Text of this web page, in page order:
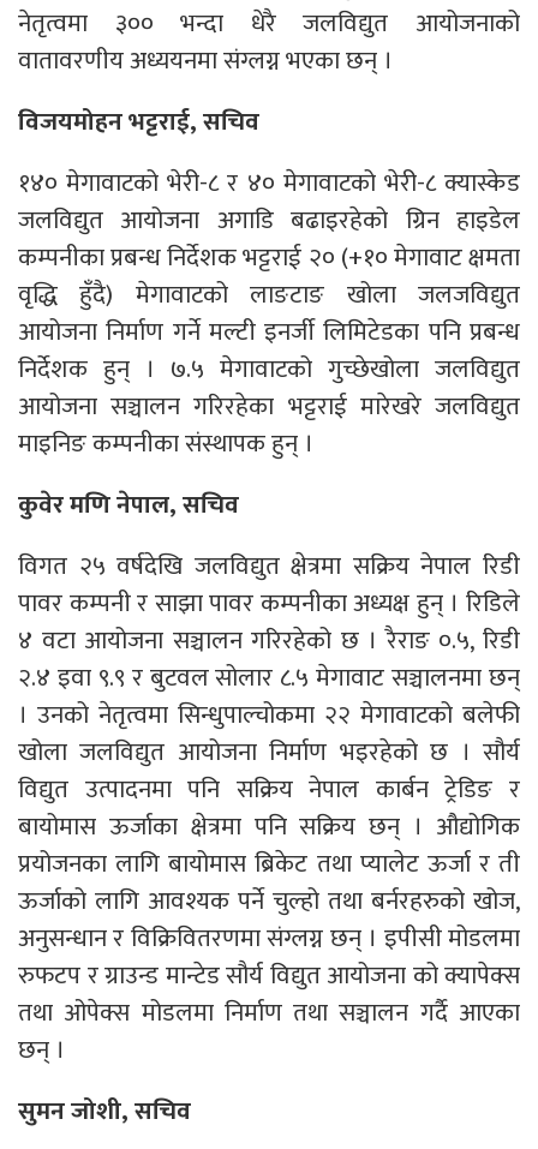
नेतृत्वमा ३०० भन्दा धेरै जलविद्युत आयोजनाको
वातावरणीय अध्ययनमा संग्लग्न भएका छन् ।
विजयमोहन भट्टराई, सचिव
१४० मेगावाटको भेरी-८ र ४० मेगावाटको भेरी-८ क्यास्केड
जलविद्युत आयोजना अगाडि बढाइरहेको ग्रिन हाइडेल
कम्पनीका प्रबन्ध निर्देशक भट्टराई २० (+१० मेगावाट क्षमता
वृद्धि हुँदै) मेगावाटको लाङटाङ खोला जलजविद्युत
आयोजना निर्माण गर्ने मल्टी इनर्जी लिमिटेडका पनि प्रबन्ध
निर्देशक हुन् । ७.५ मेगावाटको गुच्छेखोला जलविद्युत
आयोजना सञ्चालन गरिरहेका भट्टराई मारेखरे जलविद्युत
माइनिङ कम्पनीका संस्थापक हुन् ।
कुवेर मणि नेपाल, सचिव
विगत २५ वर्षदेखि जलविद्युत क्षेत्रमा सक्रिय नेपाल रिडी
पावर कम्पनी र साझा पावर कम्पनीका अध्यक्ष हुन् । रिडिले
४ वटा आयोजना सञ्चालन गरिरहेको छ । रैराङ ०.५, रिडी
२.४ इवा ९.९ र बुटवल सोलार ८.५ मेगावाट सञ्चालनमा छन्
। उनको नेतृत्वमा सिन्धुपाल्चोकमा २२ मेगावाटको बलेफी
खोला जलविद्युत आयोजना निर्माण भइरहेको छ । सौर्य
विद्युत उत्पादनमा पनि सक्रिय नेपाल कार्बन ट्रेडिङ र
बायोमास ऊर्जाका क्षेत्रमा पनि सक्रिय छन् । औद्योगिक
प्रयोजनका लागि बायोमास ब्रिकेट तथा प्यालेट ऊर्जा र ती
ऊर्जाको लागि आवश्यक पर्ने चुल्हो तथा बर्नरहरुको खोज,
अनुसन्धान र विक्रिवितरणमा संग्लग्न छन् । इपीसी मोडलमा
रुफटप र ग्राउन्ड मान्टेड सौर्य विद्युत आयोजना को क्यापेक्स
तथा ओपेक्स मोडलमा निर्माण तथा सञ्चालन गर्दै आएका
छन् ।
सुमन जोशी, सचिव